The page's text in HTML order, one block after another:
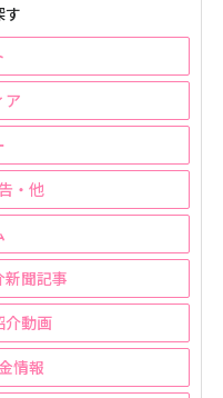
す
ア
・他
聞記事
介動画
情報